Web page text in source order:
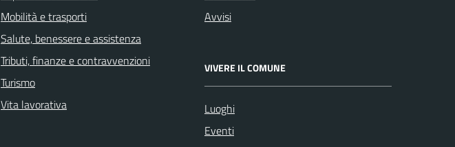
Mobilità e trasporti
Salute, benessere e assistenza
Tributi, finanze e contravvenzioni
Turismo
Vita lavorativa
Avvisi
VIVERE IL COMUNE
Luoghi
Eventi